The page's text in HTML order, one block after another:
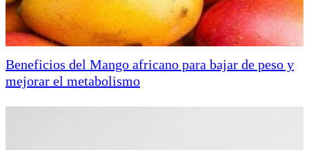
Beneficios del Mango africano para bajar de peso y
mejorar el metabolismo